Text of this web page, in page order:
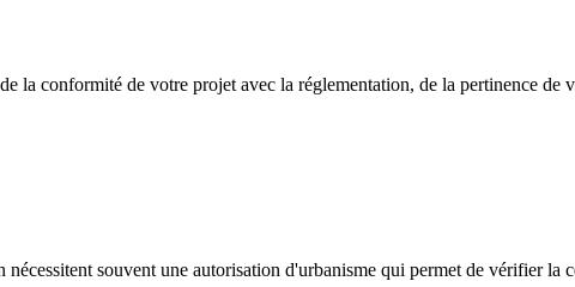
la conformité de votre projet avec la réglementation, de la pertinence
souvent une autorisation d'urbanisme qui permet de vérifier